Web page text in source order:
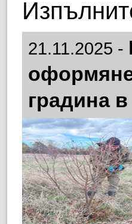
21.11.2025 -
градина